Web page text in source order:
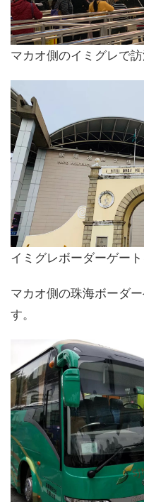
マカオ側のイミグレで
イミグレボーダーゲー
マカオ側の珠海ボーダ
す。